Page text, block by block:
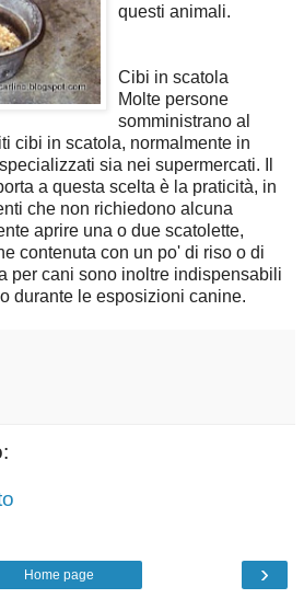
questi animali.
Cibi in scatola
Molte persone
somministrano al
cibi in scatola, normalmente in
sia nei supermercati. Il
a questa scelta è la praticità, in
che non richiedono alcuna
aprire una o due scatolette,
contenuta con un po' di riso o di
per cani sono inoltre indispensabili
durante le esposizioni canine.
›
Home page